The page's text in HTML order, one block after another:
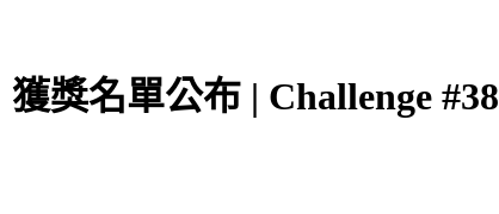
獲獎名單公布 | Challenge #38